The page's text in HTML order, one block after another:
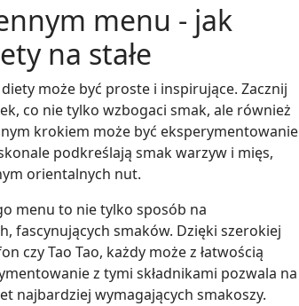
menu - jak
na stałe
może być proste i inspirujące. Zacznij
co nie tylko wzbogaci smak, ale również
krokiem może być eksperymentowanie
podkreślają smak warzyw i mięs,
orientalnych nut.
menu to nie tylko sposób na
fascynujących smaków. Dzięki szerokiej
czy Tao Tao, każdy może z łatwością
z tymi składnikami pozwala na
najbardziej wymagających smakoszy.